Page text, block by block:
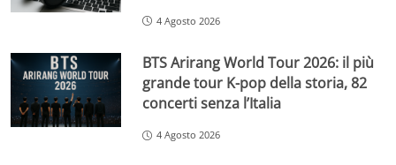
4 Agosto 2026
BTS Arirang World Tour 2026: il più
grande tour K-pop della storia, 82
concerti senza l’Italia
4 Agosto 2026